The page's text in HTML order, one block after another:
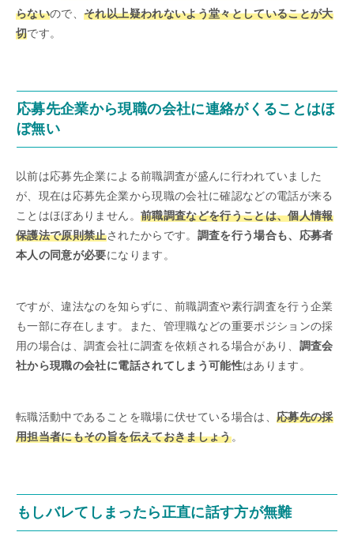
らないので、それ以上疑われないよう堂々としていることが大
切です。
応募先企業から現職の会社に連絡がくることはほ
ぼ無い
以前は応募先企業による前職調査が盛んに行われていました
が、現在は応募先企業から現職の会社に確認などの電話が来る
ことはほぼありません。 前職調査などを行うことは、個人情報
保護法で原則禁止されたからです。 調査を行う場合も、応募者
本人の同意が必要になります。
ですが、違法なのを知らずに、前職調査や素行調査を行う企業
も一部に存在します。また、管理職などの重要ポジションの採
用の場合は、調査会社に調査を依頼される場合があり、 調査会
社から現職の会社に電話されてしまう可能性はあります。
転職活動中であることを職場に伏せている場合は、応募先の採
用担当者にもその旨を伝えておきましょう。
もしバレてしまったら正直に話す方が無難